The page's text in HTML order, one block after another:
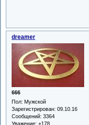
dreamer
666
Пол: Мужской
Зарегистрирован: 09.10.16
Сообщений: 3364
Уважение: +178